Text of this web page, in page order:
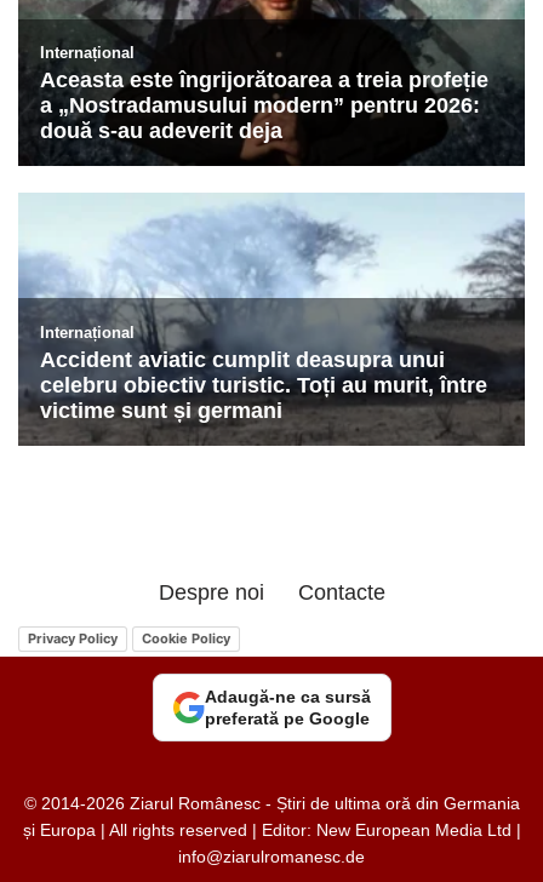
Despre noi Contacte
Privacy Policy Cookie Policy
Adaugă-ne ca sursă
preferată pe Google
© 2014-2026 Ziarul Românesc - Știri de ultima oră din Germania
și Europa | All rights reserved | Editor: New European Media Ltd |
info@ziarulromanesc.de